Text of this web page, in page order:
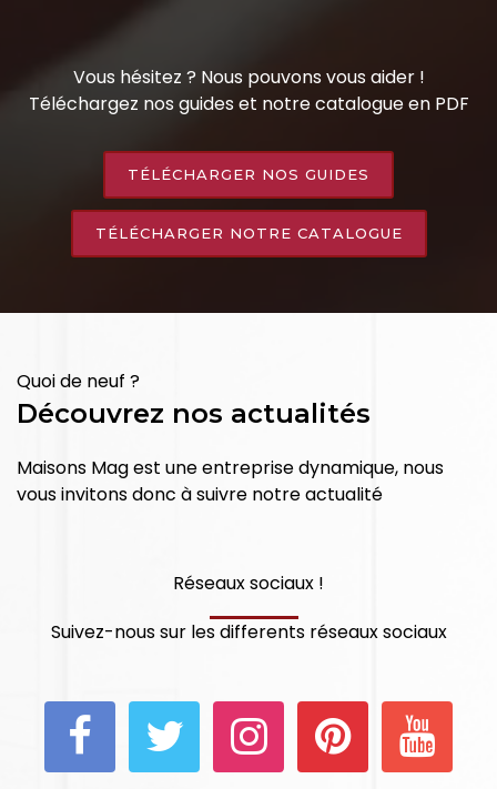
Vous hésitez ? Nous pouvons vous aider !
Téléchargez nos guides et notre catalogue en PDF
TÉLÉCHARGER NOS GUIDES
TÉLÉCHARGER NOTRE CATALOGUE
Quoi de neuf ?
Découvrez nos actualités
Maisons Mag est une entreprise dynamique, nous
vous invitons donc à suivre notre actualité
Réseaux sociaux !
Suivez-nous sur les differents réseaux sociaux